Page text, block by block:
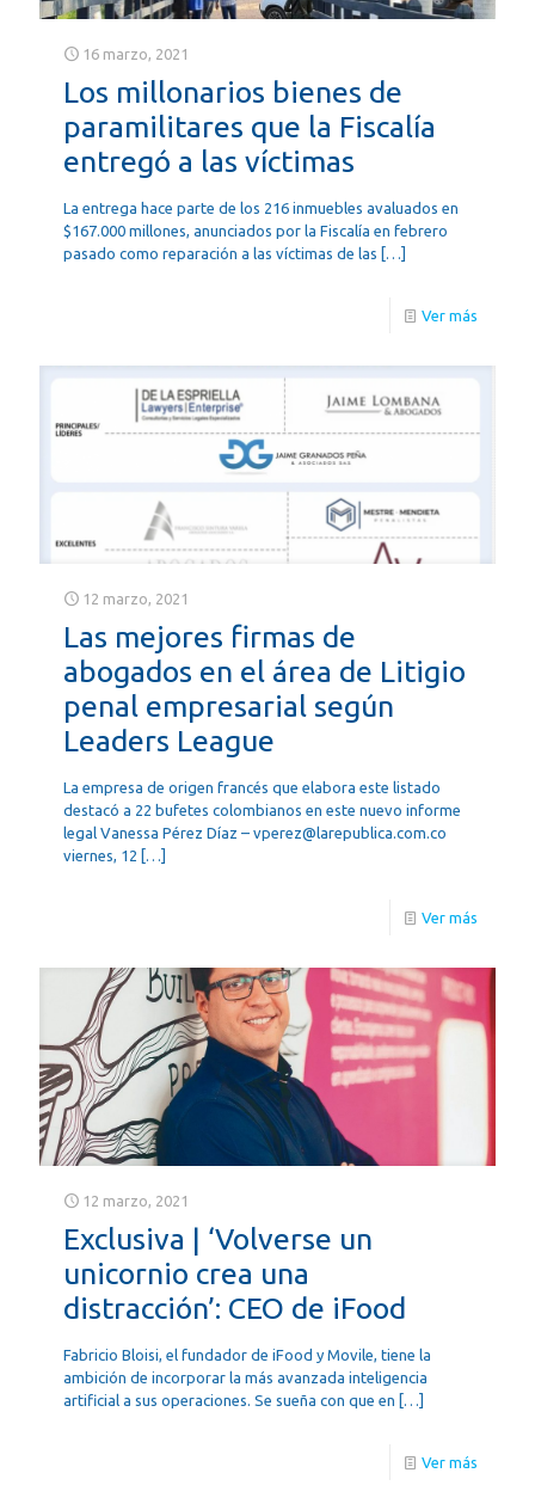
16 marzo, 2021
Los millonarios bienes de
paramilitares que la Fiscalía
entregó a las víctimas
La entrega hace parte de los 216 inmuebles avaluados en
$167.000 millones, anunciados por la Fiscalía en febrero
pasado como reparación a las víctimas de las […]
Ver más
12 marzo, 2021
Las mejores firmas de
abogados en el área de Litigio
penal empresarial según
Leaders League
La empresa de origen francés que elabora este listado
destacó a 22 bufetes colombianos en este nuevo informe
legal Vanessa Pérez Díaz – vperez@larepublica.com.co
viernes, 12 […]
Ver más
12 marzo, 2021
Exclusiva | ‘Volverse un
unicornio crea una
distracción’: CEO de iFood
Fabricio Bloisi, el fundador de iFood y Movile, tiene la
ambición de incorporar la más avanzada inteligencia
artificial a sus operaciones. Se sueña con que en […]
Ver más